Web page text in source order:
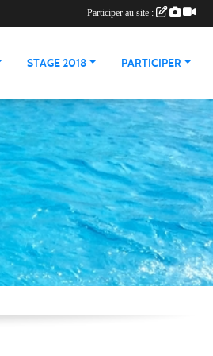
STAGE 2018 PARTICIPER
Participer au site :